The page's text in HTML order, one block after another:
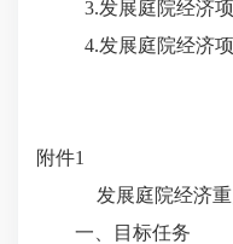
3.发展庭院经济项
4.发展庭院经济项
附件1
发展庭院经济重
一、目标任务